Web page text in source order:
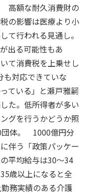
高額な耐久消費財の
の影響は医療より小
て行われる見通し。
出る可能性もあ
て消費税を上乗せし
も対応できていな
ている」と瀬戸雅嗣
た。低所得者が多い
グを行うかどうか照
団体。 1000億円分
伴う「政策パッケー
平均給与は30～34
歳以上になると全
務実績のある介護